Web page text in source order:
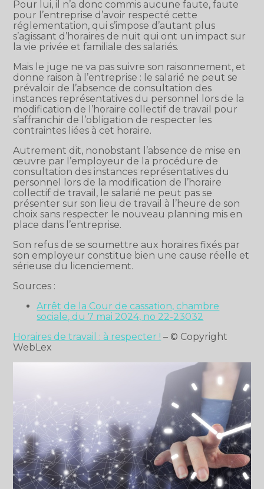
Pour lui, il n’a donc commis aucune faute, faute
pour l’entreprise d’avoir respecté cette
réglementation, qui s’impose d’autant plus
s’agissant d’horaires de nuit qui ont un impact sur
la vie privée et familiale des salariés.
Mais le juge ne va pas suivre son raisonnement, et
donne raison à l’entreprise : le salarié ne peut se
prévaloir de l’absence de consultation des
instances représentatives du personnel lors de la
modification de l’horaire collectif de travail pour
s’affranchir de l’obligation de respecter les
contraintes liées à cet horaire.
Autrement dit, nonobstant l’absence de mise en
œuvre par l’employeur de la procédure de
consultation des instances représentatives du
personnel lors de la modification de l’horaire
collectif de travail, le salarié ne peut pas se
présenter sur son lieu de travail à l’heure de son
choix sans respecter le nouveau planning mis en
place dans l’entreprise.
Son refus de se soumettre aux horaires fixés par
son employeur constitue bien une cause réelle et
sérieuse du licenciement.
Sources :
Arrêt de la Cour de cassation, chambre
sociale, du 7 mai 2024, no 22-23032
Horaires de travail : à respecter ! – © Copyright
WebLex